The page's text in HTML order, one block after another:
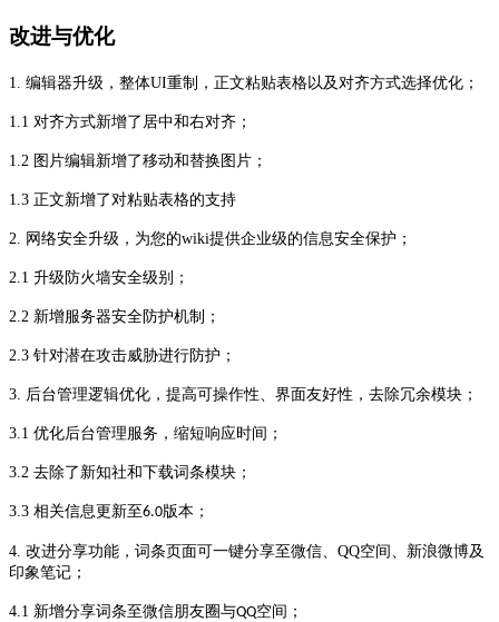
改进与优化
1. 编辑器升级，整体UI重制 ，正文粘贴表格以及对齐方式选择优化；
1.1 对齐方式新增了居中和右对齐；
1.2 图片编辑新增了移动和替换图片；
1.3 正文新增了对粘贴表格的支持
2. 网络安全升级，为您的wiki提供企业级的信息安全保护；
2.1 升级防火墙安全级别；
2.2 新增服务器安全防护机制；
2.3 针对潜在攻击威胁进行防护；
3. 后台管理逻辑优化，提高可操作性、界面友好性，去除冗余模块；
3.1 优化后台管理服务，缩短响应时间；
3.2 去除了新知社和下载词条模块；
3.3 相关信息更新至6.0版本；
4. 改进分享功能，词条页面可一键分享至微信、 QQ空间 新浪微博及
印象笔记 ；
4.1 新增分享词条至微信朋友圈与QQ空间；